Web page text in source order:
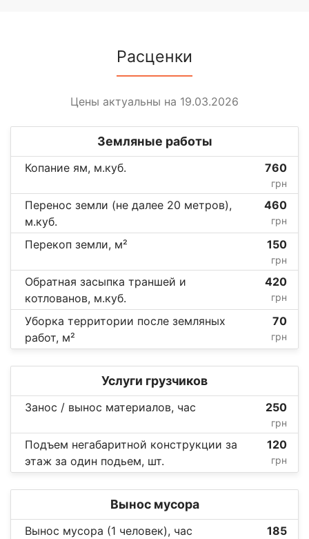
Расценки
Цены актуальны на 19.03.2026
Земляные работы
Копание ям, м.куб. 760
грн
Перенос земли (не далее 20 метров),
м.куб.
460
грн
Перекоп земли, м² 150
грн
Обратная засыпка траншей и
котлованов, м.куб.
420
грн
Уборка территории после земляных
работ, м²
70
грн
Услуги грузчиков
Занос / вынос материалов, час 250
грн
Подъем негабаритной конструкции за
этаж за один подьем, шт.
120
грн
Вынос мусора
Вынос мусора (1 человек), час 185